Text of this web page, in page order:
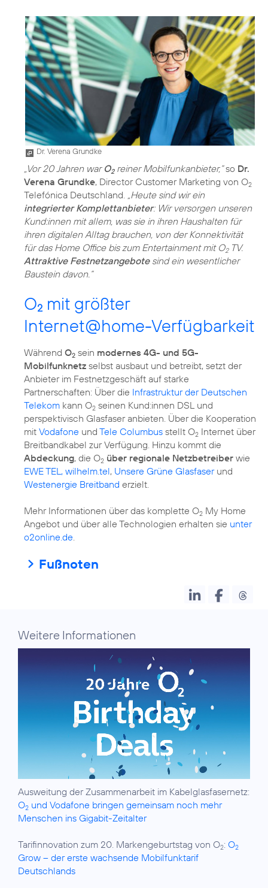
Dr. Verena Grundke
„Vor 20 Jahren war O2reiner Mobilfunkanbieter,“so Dr.
Verena Grundke, Director Customer Marketing von O2
Telefónica Deutschland. „Heute sind wir ein
integrierter Komplettanbieter: Wir versorgen unseren
Kund:innen mit allem, was sie in ihren Haushalten für
ihren digitalen Alltag brauchen, von der Konnektivität
für das Home Office bis zum Entertainment mit O2TV.
Attraktive Festnetzangebotesind ein wesentlicher
Baustein davon.“
O2 mit größter
Internet@home-Verfügbarkeit
Während O2 sein modernes 4G- und 5G-
Mobilfunknetz selbst ausbaut und betreibt, setzt der
Anbieter im Festnetzgeschäft auf starke
Partnerschaften: Über die Infrastruktur der Deutschen
Telekom kann O2 seinen Kund:innen DSL und
perspektivisch Glasfaser anbieten. Über die Kooperation
mit Vodafone und Tele Columbus stellt O2 Internet über
Breitbandkabel zur Verfügung. Hinzu kommt die
Abdeckung, die O2 über regionale Netzbetreiber wie
EWE TEL, wilhelm.tel, Unsere Grüne Glasfaserund
Westenergie Breitband erzielt.
Mehr Informationen über das komplette O2 My Home
Angebot und über alle Technologien erhalten sie unter
o2online.de.
Fußnoten
Weitere Informationen
Ausweitung der Zusammenarbeit im Kabelglasfasernetz:
O2 und Vodafone bringen gemeinsam noch mehr
Menschen ins Gigabit-Zeitalter
Tarifinnovation zum 20. Markengeburtstag von O2: O2
Grow – der erste wachsende Mobilfunktarif
Deutschlands